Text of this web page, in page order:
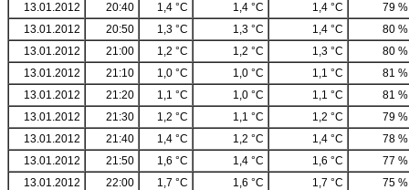
13.01.2012
20:40 1,4 °C 1,4 °C 1,4 °C
79 %
13.01.2012
20:50 1,3 °C 1,3 °C 1,4 °C
80 %
13.01.2012
21:00 1,2 °C 1,2 °C 1,3 °C
80 %
13.01.2012
21:10 1,0 °C 1,0 °C 1,1 °C
81 %
13.01.2012
21:20 1,1 °C 1,0 °C 1,1 °C
81 %
13.01.2012
21:30 1,2 °C 1,1 °C 1,2 °C
79 %
13.01.2012
21:40 1,4 °C 1,2 °C 1,4 °C
78 %
13.01.2012
21:50 1,6 °C 1,4 °C 1,6 °C
77 %
13.01.2012
22:00 1,7 °C 1,6 °C 1,7 °C
75 %